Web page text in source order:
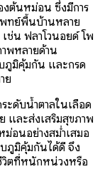
งต้นหม่อน ซึ่งมีการ
ทย์พื้นบ้านหลาย
ช่น ฟลาโวนอยด์ โพ
พหลายด้าน
ภูมิคุ้มกัน และกรด
ย
ดับน้ำตาลในเลือด
และส่งเสริมสุขภาพ
อนอย่างสม่ำเสมอ
บภูมิคุ้มกันได้ดี จึง
วิตที่หนักหน่วงหรือ